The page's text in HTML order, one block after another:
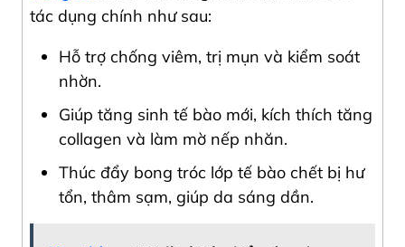
tác dụng chính như sau:
Hỗ trợ chống viêm, trị mụn và kiểm soát
nhờn.
Giúp tăng sinh tế bào mới, kích thích tăng
collagen và làm mờ nếp nhăn.
Thúc đẩy bong tróc lớp tế bào chết bị hư
tổn, thâm sạm, giúp da sáng dần.